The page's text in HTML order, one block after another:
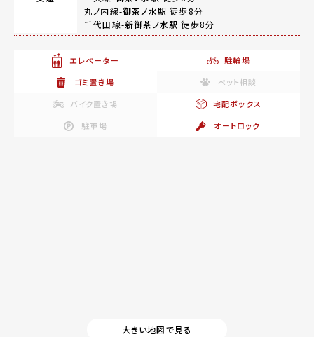
丸ノ内線-御茶ノ水駅 徒歩8分
千代田線-新御茶ノ水駅 徒歩8分
エレベーター
駐輪場
ゴミ置き場
ペット相談
バイク置き場
宅配ボックス
駐車場
オートロック
大きい地図で見る